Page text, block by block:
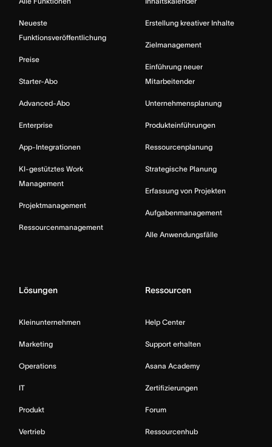
Neueste
Funktionsveröffentlichung
Preise
Starter-Abo
Advanced-Abo
Enterprise
App-Integrationen
KI-gestütztes Work
Management
Projektmanagement
Ressourcenmanagement
Erstellung kreativer Inhalte
Zielmanagement
Einführung neuer
Mitarbeitender
Unternehmensplanung
Produkteinführungen
Ressourcenplanung
Strategische Planung
Erfassung von Projekten
Aufgabenmanagement
Alle Anwendungsfälle
Lösungen
Kleinunternehmen
Marketing
Operations
IT
Produkt
Vertrieb
Ressourcen
Help Center
Support erhalten
Asana Academy
Zertifizierungen
Forum
Ressourcenhub